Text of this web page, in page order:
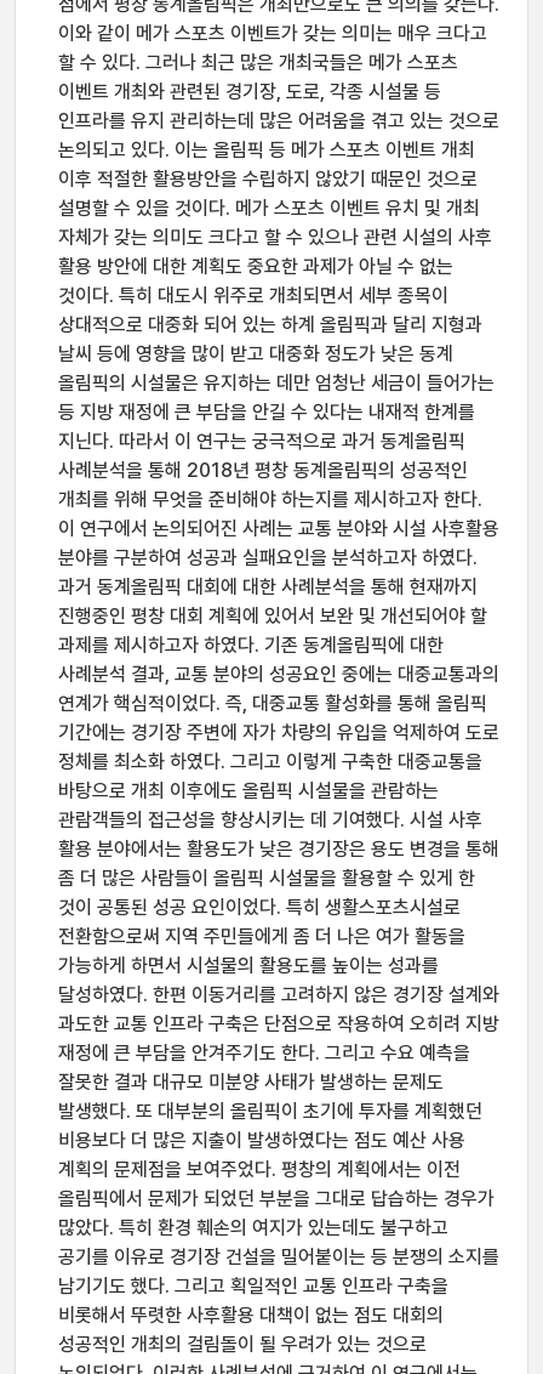
이와 같이 메가 스포츠 이벤트가 갖는 의미는 매우 크다고
할 수 있다. 그러나 최근 많은 개최국들은 메가 스포츠
이벤트 개최와 관련된 경기장, 도로, 각종 시설물 등
인프라를 유지 관리하는데 많은 어려움을 겪고 있는 것으로
논의되고 있다. 이는 올림픽 등 메가 스포츠 이벤트 개최
이후 적절한 활용방안을 수립하지 않았기 때문인 것으로
설명할 수 있을 것이다. 메가 스포츠 이벤트 유치 및 개최
자체가 갖는 의미도 크다고 할 수 있으나 관련 시설의 사후
활용 방안에 대한 계획도 중요한 과제가 아닐 수 없는
것이다. 특히 대도시 위주로 개최되면서 세부 종목이
상대적으로 대중화 되어 있는 하계 올림픽과 달리 지형과
날씨 등에 영향을 많이 받고 대중화 정도가 낮은 동계
올림픽의 시설물은 유지하는 데만 엄청난 세금이 들어가는
등 지방 재정에 큰 부담을 안길 수 있다는 내재적 한계를
지닌다. 따라서 이 연구는 궁극적으로 과거 동계올림픽
사례분석을 통해 2018년 평창 동계올림픽의 성공적인
개최를 위해 무엇을 준비해야 하는지를 제시하고자 한다.
이 연구에서 논의되어진 사례는 교통 분야와 시설 사후활용
분야를 구분하여 성공과 실패요인을 분석하고자 하였다.
과거 동계올림픽 대회에 대한 사례분석을 통해 현재까지
진행중인 평창 대회 계획에 있어서 보완 및 개선되어야 할
과제를 제시하고자 하였다. 기존 동계올림픽에 대한
사례분석 결과, 교통 분야의 성공요인 중에는 대중교통과의
연계가 핵심적이었다. 즉, 대중교통 활성화를 통해 올림픽
기간에는 경기장 주변에 자가 차량의 유입을 억제하여 도로
정체를 최소화 하였다. 그리고 이렇게 구축한 대중교통을
바탕으로 개최 이후에도 올림픽 시설물을 관람하는
관람객들의 접근성을 향상시키는 데 기여했다. 시설 사후
활용 분야에서는 활용도가 낮은 경기장은 용도 변경을 통해
좀 더 많은 사람들이 올림픽 시설물을 활용할 수 있게 한
것이 공통된 성공 요인이었다. 특히 생활스포츠시설로
전환함으로써 지역 주민들에게 좀 더 나은 여가 활동을
가능하게 하면서 시설물의 활용도를 높이는 성과를
달성하였다. 한편 이동거리를 고려하지 않은 경기장 설계와
과도한 교통 인프라 구축은 단점으로 작용하여 오히려 지방
재정에 큰 부담을 안겨주기도 한다. 그리고 수요 예측을
잘못한 결과 대규모 미분양 사태가 발생하는 문제도
발생했다. 또 대부분의 올림픽이 초기에 투자를 계획했던
비용보다 더 많은 지출이 발생하였다는 점도 예산 사용
계획의 문제점을 보여주었다. 평창의 계획에서는 이전
올림픽에서 문제가 되었던 부분을 그대로 답습하는 경우가
많았다. 특히 환경 훼손의 여지가 있는데도 불구하고
공기를 이유로 경기장 건설을 밀어붙이는 등 분쟁의 소지를
남기기도 했다. 그리고 획일적인 교통 인프라 구축을
비롯해서 뚜렷한 사후활용 대책이 없는 점도 대회의
성공적인 개최의 걸림돌이 될 우려가 있는 것으로